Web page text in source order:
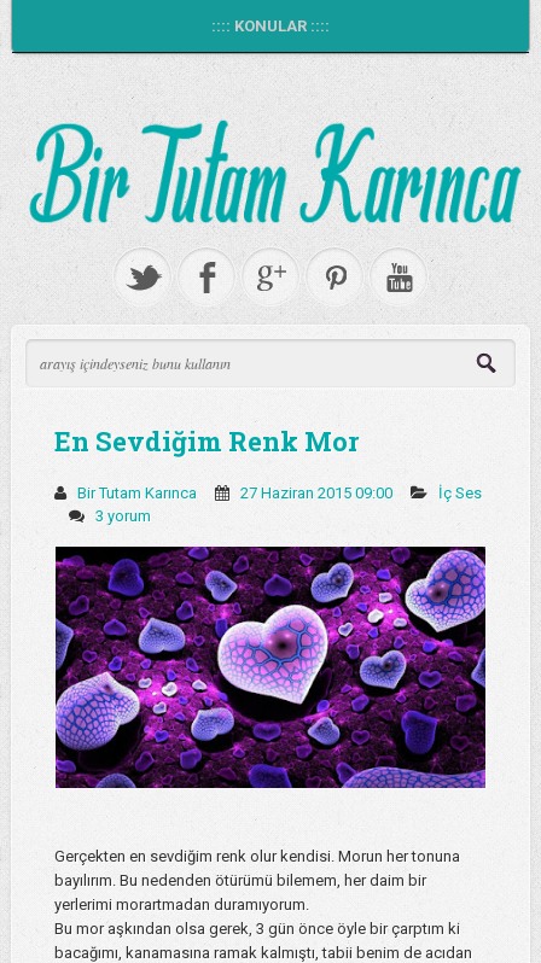
:::: KONULAR ::::
En Sevdiğim Renk Mor
Bir Tutam Karınca 27 Haziran 2015 09:00
İç Ses
3 yorum
Gerçekten en sevdiğim renk olur kendisi. Morun her tonuna
bayılırım. Bu nedenden ötürümü bilemem, her daim bir
yerlerimi morartmadan duramıyorum.
Bu mor aşkından olsa gerek, 3 gün önce öyle bir çarptım ki
bacağımı, kanamasına ramak kalmıştı, tabii benim de acıdan